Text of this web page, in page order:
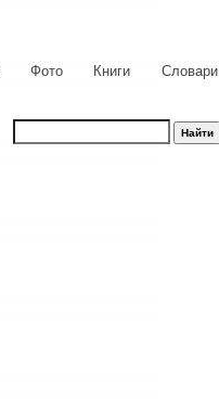
Фото Книги Словари